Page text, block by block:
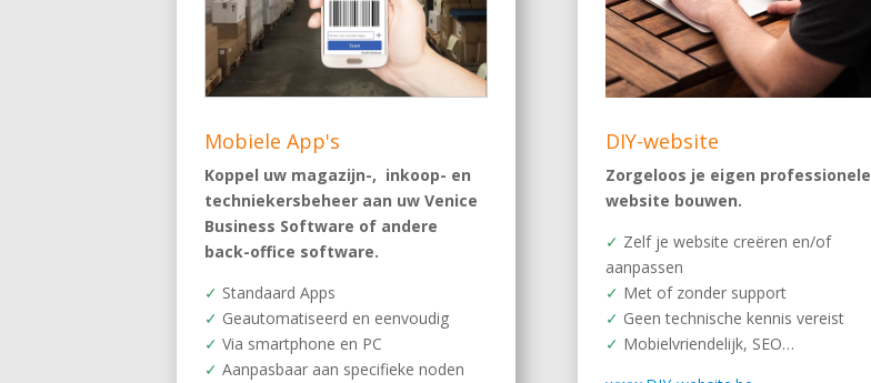
Mobiele App's
Koppel uw magazijn-, inkoop- en
techniekersbeheer aan uw Venice
Business Software of andere
back-office software.
✓ Standaard Apps
✓ Geautomatiseerd en eenvoudig
✓Via smartphone en PC
✓ Aanpasbaar aan specifieke noden
DIY-website
Zorgeloos je eigen professionele
website bouwen.
✓ Zelf je website creëren en/of
aanpassen
✓ Met of zonder support
✓ Geen technische kennis vereist
✓ Mobielvriendelijk, SEO…